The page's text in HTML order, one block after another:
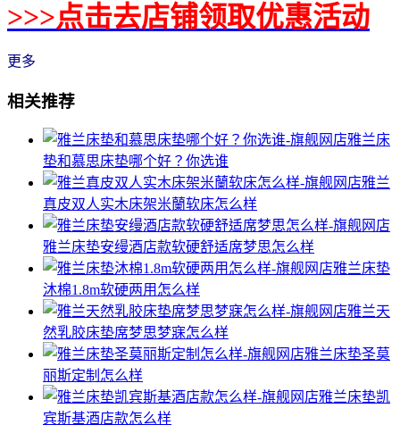
>>>点击去店铺领取优惠活动
更多
相关推荐
雅兰床
垫和慕思床垫哪个好？你选谁
雅兰
真皮双人实木床架米蘭软床怎么样
雅兰床垫安缦酒店款软硬舒适席梦思怎么样
雅兰床垫
沐棉1.8m软硬两用怎么样
雅兰天
然乳胶床垫席梦思梦寐怎么样
雅兰床垫圣莫
丽斯定制怎么样
雅兰床垫凯
宾斯基酒店款怎么样